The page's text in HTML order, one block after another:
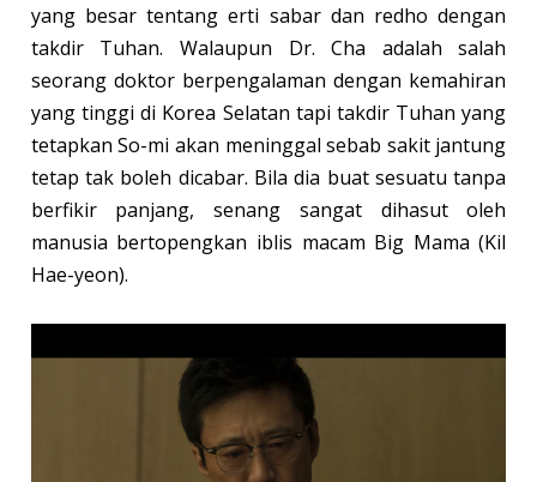
yang besar tentang erti sabar dan redho dengan
takdir Tuhan. Walaupun Dr. Cha adalah salah
seorang doktor berpengalaman dengan kemahiran
yang tinggi di Korea Selatan tapi takdir Tuhan yang
tetapkan So-mi akan meninggal sebab sakit jantung
tetap tak boleh dicabar. Bila dia buat sesuatu tanpa
berfikir panjang, senang sangat dihasut oleh
manusia bertopengkan iblis macam Big Mama (Kil
Hae-yeon).